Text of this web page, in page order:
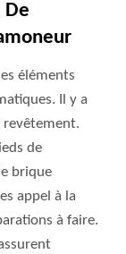
De
éléments
Il y a
revêtement.
de
brique
appel à la
à faire.